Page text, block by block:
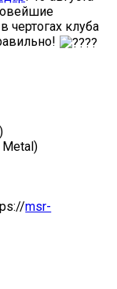
чертогах клуба
Metal)
msr-